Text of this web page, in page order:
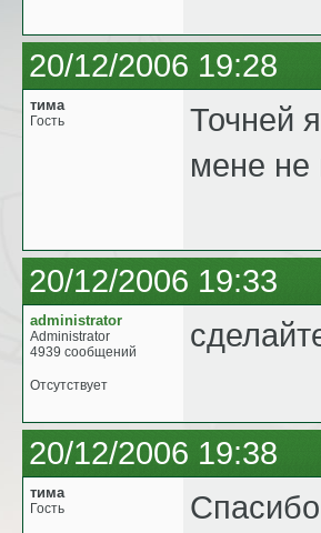
20/12/2006 19:28
тима
Гость
Точней
мене не
20/12/2006 19:33
administrator
Administrator
4939 сообщений
Отсутствует
20/12/2006 19:38
тима
Гость